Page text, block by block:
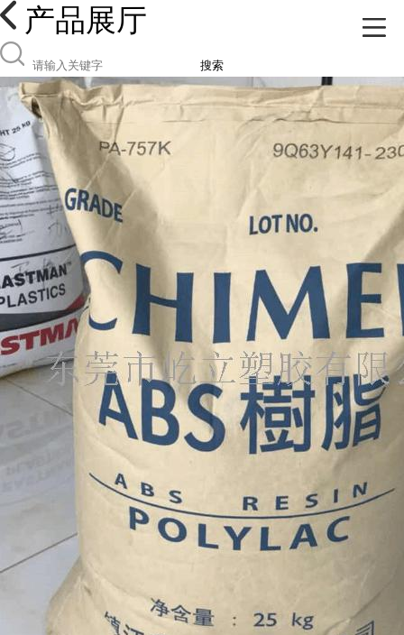
产品展厅
搜索